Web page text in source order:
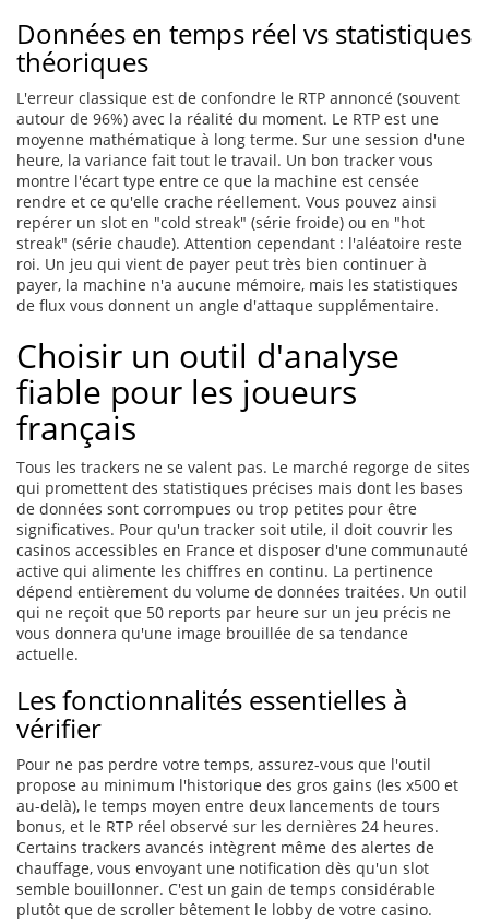
Données en temps réel vs statistiques
théoriques
L'erreur classique est de confondre le RTP annoncé (souvent
autour de 96%) avec la réalité du moment. Le RTP est une
moyenne mathématique à long terme. Sur une session d'une
heure, la variance fait tout le travail. Un bon tracker vous
montre l'écart type entre ce que la machine est censée
rendre et ce qu'elle crache réellement. Vous pouvez ainsi
repérer un slot en "cold streak" (série froide) ou en "hot
streak" (série chaude). Attention cependant : l'aléatoire reste
roi. Un jeu qui vient de payer peut très bien continuer à
payer, la machine n'a aucune mémoire, mais les statistiques
de flux vous donnent un angle d'attaque supplémentaire.
Choisir un outil d'analyse
fiable pour les joueurs
français
Tous les trackers ne se valent pas. Le marché regorge de sites
qui promettent des statistiques précises mais dont les bases
de données sont corrompues ou trop petites pour être
significatives. Pour qu'un tracker soit utile, il doit couvrir les
casinos accessibles en France et disposer d'une communauté
active qui alimente les chiffres en continu. La pertinence
dépend entièrement du volume de données traitées. Un outil
qui ne reçoit que 50 reports par heure sur un jeu précis ne
vous donnera qu'une image brouillée de sa tendance
actuelle.
Les fonctionnalités essentielles à
vérifier
Pour ne pas perdre votre temps, assurez-vous que l'outil
propose au minimum l'historique des gros gains (les x500 et
au-delà), le temps moyen entre deux lancements de tours
bonus, et le RTP réel observé sur les dernières 24 heures.
Certains trackers avancés intègrent même des alertes de
chauffage, vous envoyant une notification dès qu'un slot
semble bouillonner. C'est un gain de temps considérable
plutôt que de scroller bêtement le lobby de votre casino.